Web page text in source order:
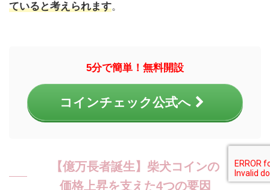
ていると考えられます。
5分で簡単！無料開設
コインチェック公式へ
【億万長者誕生】柴犬コインの
価格上昇を支えた4つの要因